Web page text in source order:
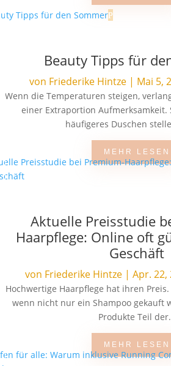
Beauty Tipps für
von Friederike Hintze| Mai 5,
Wenn die Temperaturen steigen,
einer Extraportion Aufmerksamkeit.
häufigeres Duschen
MEHR LESEN
Aktuelle Preisstudie
Haarpflege: Online oft
Geschäft
von Friederike Hintze | Apr. 22,
Hochwertige Haarpflege hat ihren
wenn nicht nur ein Shampoo gekauft
Produkte Teil
MEHR LESEN